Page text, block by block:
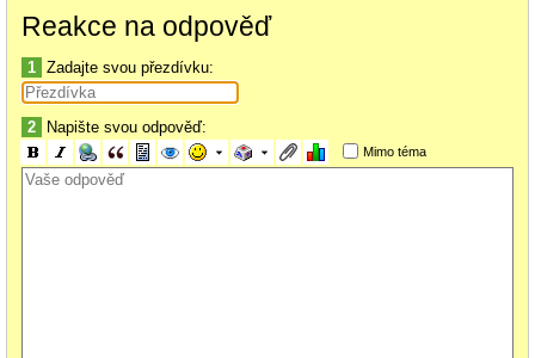
Reakce na odpověď
1 Zadajte svou přezdívku:
2 Napište svou odpověď:
Mimo téma